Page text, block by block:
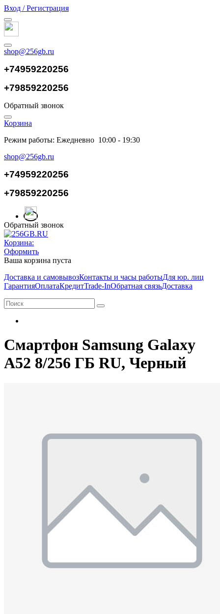
Вход / Регистрация
shop@256gb.ru
+74959220256
+79859220256
Обратный звонок
Корзина
Режим работы: Ежедневно 10:00 - 19:30
shop@256gb.ru
+74959220256
+79859220256
Обратный звонок
Корзина:
Оформить
Ваша корзина пуста
Доставка и самовывозКонтакты и часы работыДля юр. лиц
ГарантияОплатаКредитTrade-InОбратная связьДоставка
Смартфон Samsung Galaxy
A52 8/256 ГБ RU, Черный